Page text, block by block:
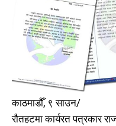
काठमाडौँ, ९ साउन/
रौतहटमा कार्यरत पत्रकार